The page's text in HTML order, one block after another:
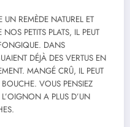
REMÈDE NATUREL ET
PETITS PLATS, IL PEUT
DANS
DÉJÀ DES VERTUS EN
MANGÉ CRÛ, IL PEUT
VOUS PENSIEZ
A PLUS D’UN